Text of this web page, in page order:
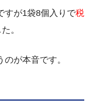
すが1袋8個入りで税
。
が本音です。